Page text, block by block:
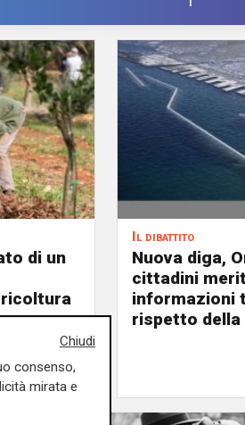
di un
di Redazione
Il dibattito
Nuova diga,
cittadini
informazioni
rispetto della
Chiudi
consenso,
mirata e